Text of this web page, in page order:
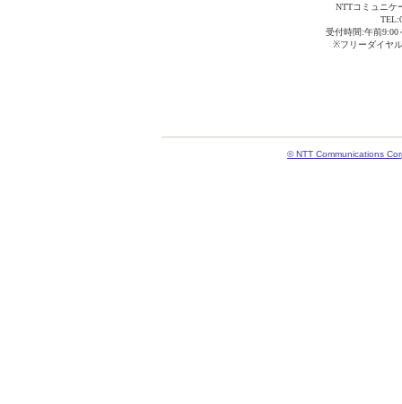
NTTコミュニケ
受付時間:午前9:00
※フリーダイヤ
© NTT Communications